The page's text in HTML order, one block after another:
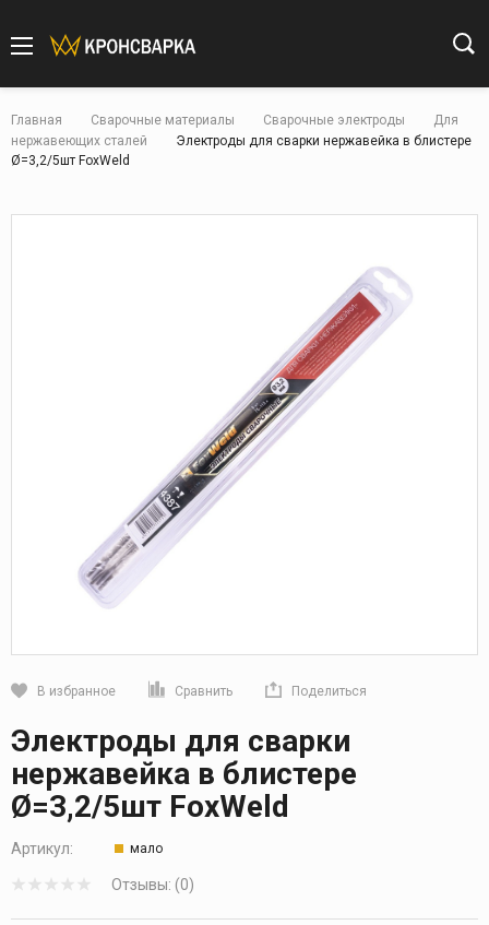
Главная Сварочные материалы Сварочные электроды
Для
нержавеющих сталей
Электроды для сварки нержавейка в блистере
Ø=3,2/5шт FoxWeld
В избранное Сравнить Поделиться
Электроды для сварки
нержавейка в блистере
Ø=3,2/5шт FoxWeld
Артикул: мало
Отзывы: (0)